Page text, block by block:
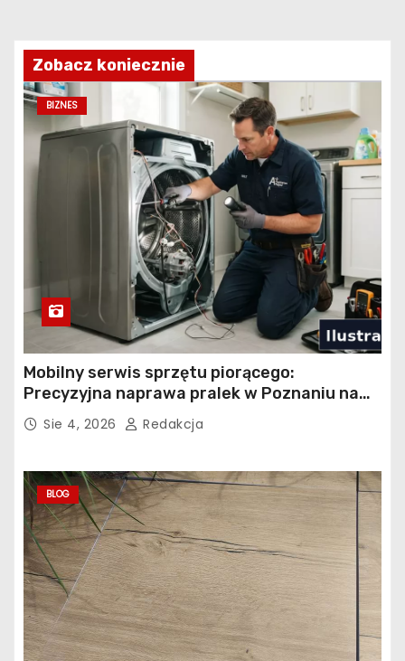
Zobacz koniecznie
BIZNES
Mobilny serwis sprzętu piorącego:
Precyzyjna naprawa pralek w Poznaniu na
Piątkowie
Sie 4, 2026 Redakcja
BLOG